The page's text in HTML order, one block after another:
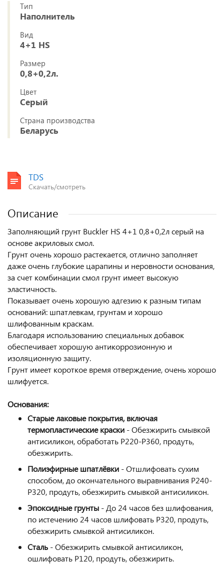
Тип
Наполнитель
Вид
4+1 HS
Размер
0,8+0,2л.
Цвет
Серый
Страна производства
Беларусь
TDS
Скачать/смотреть
Описание
Заполняющий грунт Buckler HS 4+1 0,8+0,2л серый на
основе акриловых смол.
Грунт очень хорошо растекается, отлично заполняет
даже очень глубокие царапины и неровности основания,
за счет комбинации смол грунт имеет высокую
эластичность.
Показывает очень хорошую адгезию к разным типам
оснований: шпатлевкам, грунтам и хорошо
шлифованным краскам.
Благодаря использованию специальных добавок
обеспечивает хорошую антикоррозионную и
изоляционную защиту.
Грунт имеет короткое время отверждение, очень хорошо
шлифуется.
Основания:
Старые лаковые покрытия, включая
термопластические краски - Обезжирить cмывкой
антисиликон, обработать P220-P360, продуть,
обезжирить.
Полиэфирные шпатлёвки - Отшлифовать сухим
способом, до окончательного выравнивания Р240-
Р320, продуть, обезжирить cмывкой антисиликон.
Эпоксидные грунты - До 24 часов без шлифования,
по истечению 24 часов шлифовать Р320, продуть,
обезжирить cмывкой антисиликон.
Сталь - Обезжирить cмывкой антисиликон,
ошлифовать Р120, продуть, обезжирить.